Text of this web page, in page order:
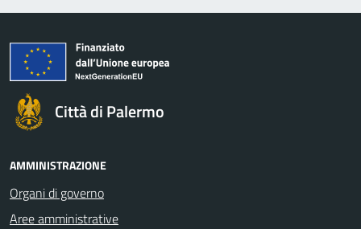
Città di Palermo
AMMINISTRAZIONE
Organi di governo
Aree amministrative